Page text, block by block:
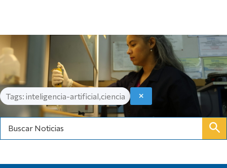
Tags: inteligencia-artificial,ciencia ✕
Buscar Noticias